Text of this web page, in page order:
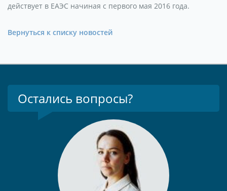
действует в ЕАЭС начиная с первого мая 2016 года.
Вернуться к списку новостей
Остались вопросы?